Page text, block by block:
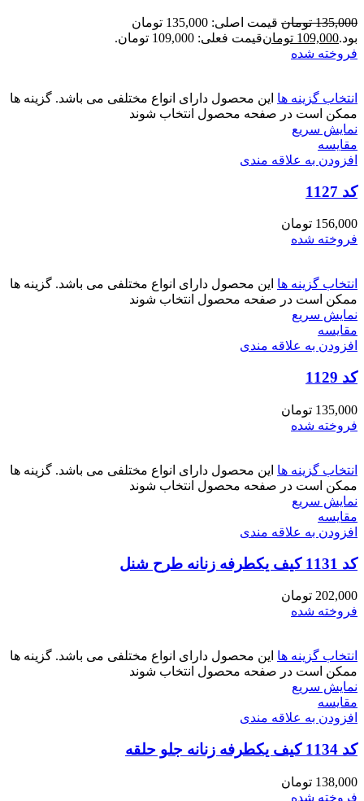
135,000 تومان
قیمت اصلی: 135,000 تومان
بود.109,000 تومانقیمت فعلی: 109,000 تومان.
فروخته شده
انتخاب گزینه ها این محصول دارای انواع مختلفی می باشد. گزینه ها
ممکن است در صفحه محصول انتخاب شوند
نمایش سریع
مقايسه
افزودن به علاقه مندی
کد 1127
156,000 تومان
فروخته شده
انتخاب گزینه ها این محصول دارای انواع مختلفی می باشد. گزینه ها
ممکن است در صفحه محصول انتخاب شوند
نمایش سریع
مقايسه
افزودن به علاقه مندی
کد 1129
135,000 تومان
فروخته شده
انتخاب گزینه ها این محصول دارای انواع مختلفی می باشد. گزینه ها
ممکن است در صفحه محصول انتخاب شوند
نمایش سریع
مقايسه
افزودن به علاقه مندی
کد 1131 کیف یکطرفه زنانه طرح شنل
202,000 تومان
فروخته شده
انتخاب گزینه ها این محصول دارای انواع مختلفی می باشد. گزینه ها
ممکن است در صفحه محصول انتخاب شوند
نمایش سریع
مقايسه
افزودن به علاقه مندی
کد 1134 کیف یکطرفه زنانه جلو حلقه
138,000 تومان
فروخته شده